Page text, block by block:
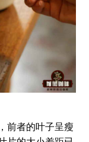
前者的叶子呈瘦